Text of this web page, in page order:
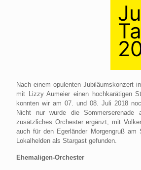
Nach einem opulenten Jubiläumskonzert
mit Lizzy Aumeier einen hochkarätigen
konnten wir am 07. und 08. Juli 2018
Nicht nur wurde die
zusätzliches Orchester ergänzt, mit
auch für den Egerländer Morgengruß am
Lokalhelden als Stargast gefunden.
Ehemaligen-Orchester